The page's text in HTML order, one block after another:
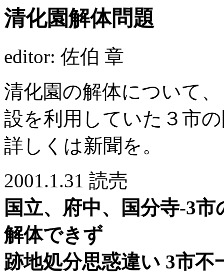
清化園解体問題
editor: 佐伯 章
清化園の解体について
設を利用していた３市
詳しくは新聞を。
2001.1.31 読売
国立、府中、国分寺-3
解体できず
跡地処分思惑違い 3市